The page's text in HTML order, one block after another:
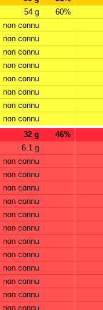
54 g
60%
non connu
non connu
non connu
non connu
non connu
non connu
non connu
non connu
32 g
46%
6.1 g
non connu
non connu
non connu
non connu
non connu
non connu
non connu
non connu
non connu
non connu
non connu
non connu